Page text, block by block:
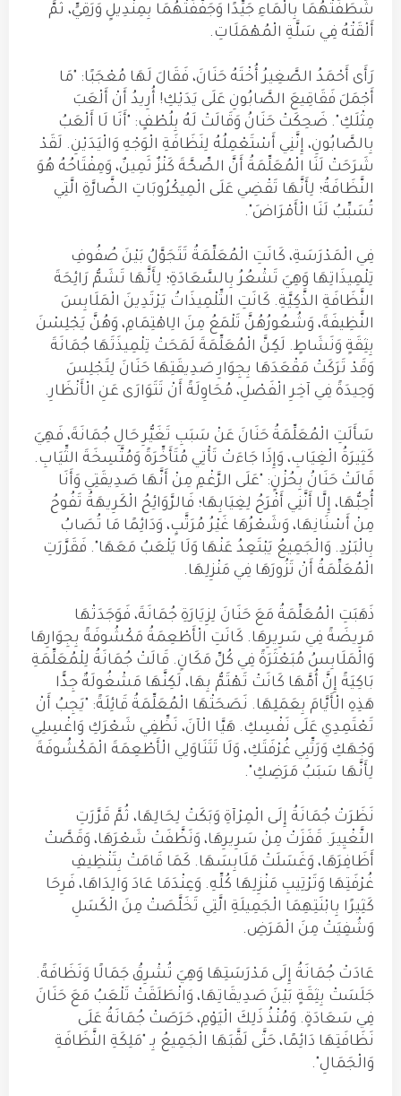
شَطَفَتْهُمَا بِالْمَاءِ جَيِّدًا وَجَفَّفَتْهُمَا بِمِنْدِيلٍ وَرَقِيٍّ، ثُمَّ
أَلْقَتْهُ فِي سَلَّةِ الْمُهْمَلَاتِ.
رَأَى أَحْمَدُ الصَّغِيرُ أُخْتَهُ حَنَانَ، فَقَالَ لَهَا مُعْجَبًا: "مَا
أَجْمَلَ فَقَاقِيعَ الصَّابُونِ عَلَى يَدَيْكِ! أُرِيدُ أَنْ أَلْعَبَ
مِثْلَكِ". ضَحِكَتْ حَنَانُ وَقَالَتْ لَهُ بِلُطْفٍ: "أَنَا لَا أَلْعَبُ
بِالصَّابُونِ، إِنَّنِي أَسْتَعْمِلُهُ لِنَظَافَةِ الْوَجْهِ وَالْيَدَيْنِ. لَقَدْ
شَرَحَتْ لَنَا الْمُعَلِّمَةُ أَنَّ الصِّحَّةَ كَنْزٌ ثَمِينٌ، وَمِفْتَاحُهُ هُوَ
النَّظَافَةُ؛ لِأَنَّهَا تَقْضِي عَلَى الْمِيكْرُوبَاتِ الضَّارَّةِ الَّتِي
تُسَبِّبُ لَنَا الْأَمْرَاضَ".
فِي الْمَدْرَسَةِ، كَانَتِ الْمُعَلِّمَةُ تَتَجَوَّلُ بَيْنَ صُفُوفِ
تِلْمِيذَاتِهَا وَهِيَ تَشْعُرُ بِالسَّعَادَةِ؛ لِأَنَّهَا تَشَمُّ رَائِحَةَ
النَّظَافَةِ الذَّكِيَّةِ. كَانَتِ التِّلْمِيذَاتُ يَرْتَدِينَ الْمَلَابِسَ
النَّظِيفَةَ، وَشُعُورُهُنَّ تَلْمَعُ مِنَ الِاهْتِمَامِ، وَهُنَّ يَجْلِسْنَ
بِثِقَةٍ وَنَشَاطٍ. لَكِنَّ الْمُعَلِّمَةَ لَمَحَتْ تِلْمِيذَتَهَا جُمَانَةَ
وَقَدْ تَرَكَتْ مَقْعَدَهَا بِجِوَارِ صَدِيقَتِهَا حَنَانَ لِتَجْلِسَ
وَحِيدَةً فِي آخِرِ الْفَصْلِ، مُحَاوِلَةً أَنْ تَتَوَارَى عَنِ الْأَنْظَارِ.
سَأَلَتِ الْمُعَلِّمَةُ حَنَانَ عَنْ سَبَبِ تَغَيُّرِ حَالِ جُمَانَةَ، فَهِيَ
كَثِيرَةُ الْغِيَابِ، وَإِذَا جَاءَتْ تَأْتِي مُتَأَخِّرَةً وَمُتَّسِخَةَ الثِّيَابِ.
قَالَتْ حَنَانُ بِحُزْنٍ: "عَلَى الرَّغْمِ مِنْ أَنَّهَا صَدِيقَتِي وَأَنَا
أُحِبُّهَا، إِلَّا أَنَّنِي أَفْرَحُ لِغِيَابِهَا؛ فَالرَّوَائِحُ الْكَرِيهَةُ تَفُوحُ
مِنْ أَسْنَانِهَا، وَشَعْرُهَا غَيْرُ مُرَتَّبٍ، وَدَائِمًا مَا تُصَابُ
بِالْبَرْدِ. وَالْجَمِيعُ يَبْتَعِدُ عَنْهَا وَلَا يَلْعَبُ مَعَهَا". فَقَرَّرَتِ
الْمُعَلِّمَةُ أَنْ تَزُورَهَا فِي مَنْزِلِهَا.
ذَهَبَتِ الْمُعَلِّمَةُ مَعَ حَنَانَ لِزِيَارَةِ جُمَانَةَ، فَوَجَدَتْهَا
مَرِيضَةً فِي سَرِيرِهَا. كَانَتِ الْأَطْعِمَةُ مَكْشُوفَةً بِجِوَارِهَا
وَالْمَلَابِسُ مُبَعْثَرَةً فِي كُلِّ مَكَانٍ. قَالَتْ جُمَانَةُ لِلْمُعَلِّمَةِ
بَاكِيَةً إِنَّ أُمَّهَا كَانَتْ تَهْتَمُّ بِهَا، لَكِنَّهَا مَشْغُولَةٌ جِدًّا
هَذِهِ الْأَيَّامَ بِعَمَلِهَا. نَصَحَتْهَا الْمُعَلِّمَةُ قَائِلَةً: "يَجِبُ أَنْ
تَعْتَمِدِي عَلَى نَفْسِكِ. هَيَّا الْآنَ، نَظِّفِي شَعْرَكِ وَاغْسِلِي
وَجْهَكِ وَرَتِّبِي غُرْفَتَكِ، وَلَا تَتَنَاوَلِي الْأَطْعِمَةَ الْمَكْشُوفَةَ
لِأَنَّهَا سَبَبُ مَرَضِكِ".
نَظَرَتْ جُمَانَةُ إِلَى الْمِرْآةِ وَبَكَتْ لِحَالِهَا، ثُمَّ قَرَّرَتِ
التَّغْيِيرَ. قَفَزَتْ مِنْ سَرِيرِهَا، وَنَظَّفَتْ شَعْرَهَا، وَقَصَّتْ
أَظَافِرَهَا، وَغَسَلَتْ مَلَابِسَهَا. كَمَا قَامَتْ بِتَنْظِيفِ
غُرْفَتِهَا وَتَرْتِيبِ مَنْزِلِهَا كُلِّهِ. وَعِنْدَمَا عَادَ وَالِدَاهَا، فَرِحَا
كَثِيرًا بِابْنَتِهِمَا الْجَمِيلَةِ الَّتِي تَخَلَّصَتْ مِنَ الْكَسَلِ
وَشُفِيَتْ مِنَ الْمَرَضِ.
عَادَتْ جُمَانَةُ إِلَى مَدْرَسَتِهَا وَهِيَ تُشْرِقُ جَمَالًا وَنَظَافَةً.
جَلَسَتْ بِثِقَةٍ بَيْنَ صَدِيقَاتِهَا، وَانْطَلَقَتْ تَلْعَبُ مَعَ حَنَانَ
فِي سَعَادَةٍ. وَمُنْذُ ذَلِكَ الْيَوْمِ، حَرَصَتْ جُمَانَةُ عَلَى
نَظَافَتِهَا دَائِمًا، حَتَّى لَقَّبَهَا الْجَمِيعُ بِـ "مَلِكَةِ النَّظَافَةِ
وَالْجَمَالِ".